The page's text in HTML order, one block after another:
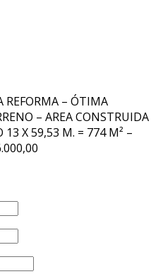
REFORMA – ÓTIMA
– AREA CONSTRUIDA
13 X 59,53 M. = 774 M² –